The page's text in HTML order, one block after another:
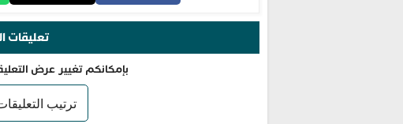
تعليقات
بإمكانكم تغيير عرض